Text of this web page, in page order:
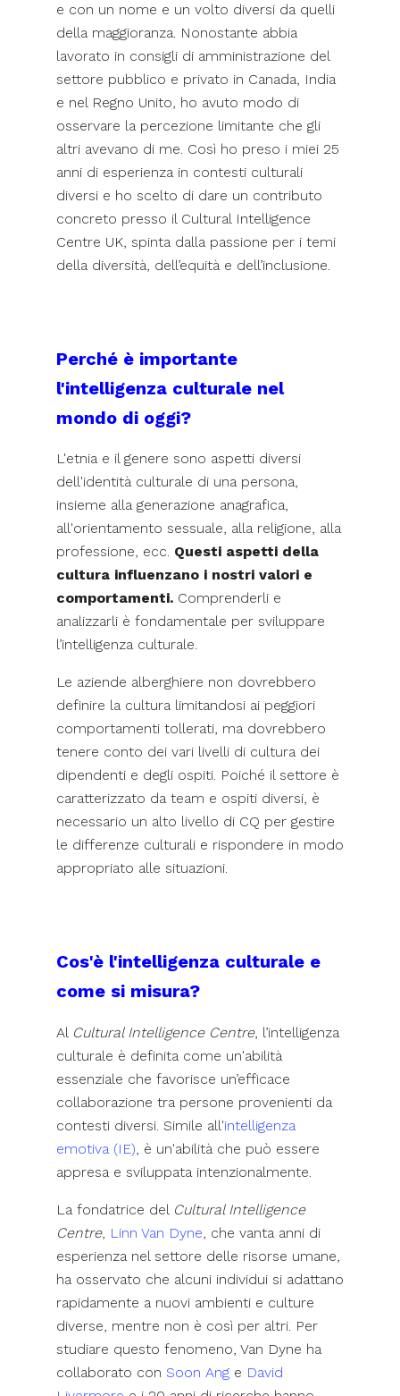
e con un nome e un volto diversi da quelli
della maggioranza. Nonostante abbia
lavorato in consigli di amministrazione del
settore pubblico e privato in Canada, India
e nel Regno Unito, ho avuto modo di
osservare la percezione limitante che gli
altri avevano di me. Così ho preso i miei 25
anni di esperienza in contesti culturali
diversi e ho scelto di dare un contributo
concreto presso il Cultural Intelligence
Centre UK, spinta dalla passione per i temi
della diversità, dell’equità e dell’inclusione.
Perché è importante
l'intelligenza culturale nel
mondo di oggi?
L'etnia e il genere sono aspetti diversi
dell'identità culturale di una persona,
insieme alla generazione anagrafica,
all'orientamento sessuale, alla religione, alla
professione, ecc. Questi aspetti della
cultura influenzano i nostri valori e
comportamenti.Comprenderli e
analizzarli è fondamentale per sviluppare
l’intelligenza culturale.
Le aziende alberghiere non dovrebbero
definire la cultura limitandosi ai peggiori
comportamenti tollerati, ma dovrebbero
tenere conto dei vari livelli di cultura dei
dipendenti e degli ospiti. Poiché il settore è
caratterizzato da team e ospiti diversi, è
necessario un alto livello di CQ per gestire
le differenze culturali e rispondere in modo
appropriato alle situazioni.
Cos'è l'intelligenza culturale e
come si misura?
Al Cultural Intelligence Centre, l’intelligenza
culturale è definita come un'abilità
essenziale che favorisce un’efficace
collaborazione tra persone provenienti da
contesti diversi. Simile all'intelligenza
emotiva (IE) , è un'abilità che può essere
appresa e sviluppata intenzionalmente.
La fondatrice del Cultural Intelligence
Centre, Linn Van Dyne , che vanta anni di
esperienza nel settore delle risorse umane,
ha osservato che alcuni individui si adattano
rapidamente a nuovi ambienti e culture
diverse, mentre non è così per altri. Per
studiare questo fenomeno, Van Dyne ha
collaborato con Soon Ange David